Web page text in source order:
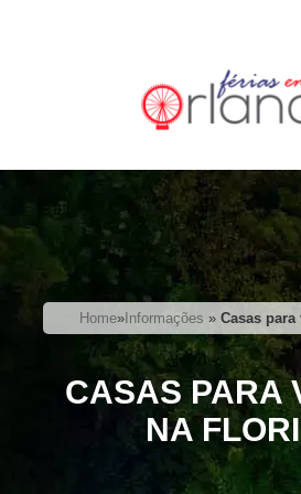
Home»Informações » Casas
CASAS PARA
NA